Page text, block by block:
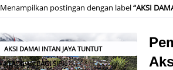
Menampilkan postingan dengan label AKSI
AKSI DAMAI INTAN JAYA TUNTUT
KEADILAN BAGI SIPIL